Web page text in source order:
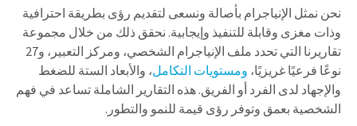
نحن نمثل الإنياجرام بأصالة ونسعى لتقديم رؤى بطريقة احترافية
وذات مغزى وقابلة للتنفيذ وإيجابية. نحقق ذلك من خلال مجموعة
تقاريرنا التي تحدد ملف الإنياجرام الشخصي، ومركز التعبير، و27
نوعًا فرعيًا غريزيًا، ومستويات التكامل، والأبعاد الستة للضغط
والإجهاد لدى الفرد أو الفريق. هذه التقارير الشاملة تساعد في فهم
الشخصية بعمق وتوفر رؤى قيمة للنمو والتطور.